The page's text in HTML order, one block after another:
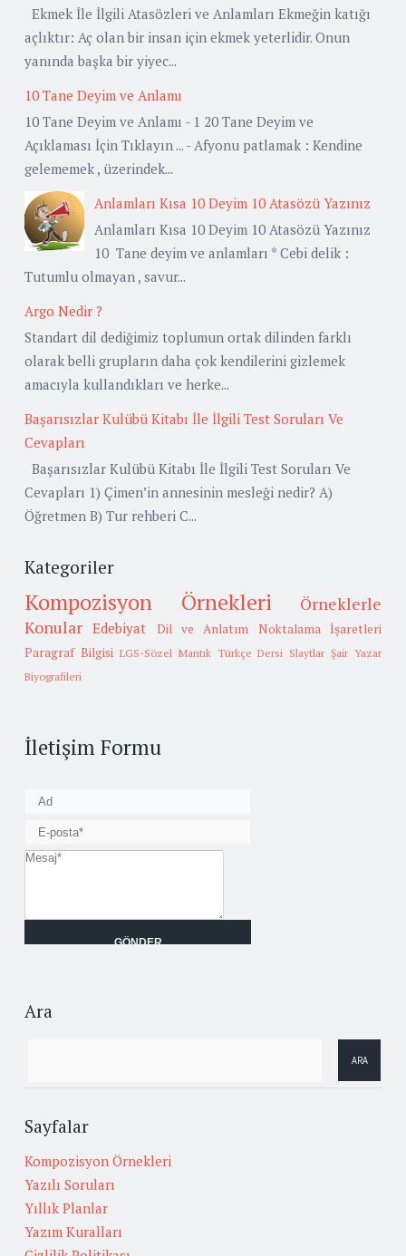
Ekmek İle İlgili Atasözleri ve Anlamları Ekmeğin katığı
açlıktır: Aç olan bir insan için ekmek yeterlidir. Onun
yanında başka bir yiyec...
10 Tane Deyim ve Anlamı
10 Tane Deyim ve Anlamı - 1 20 Tane Deyim ve
Açıklaması İçin Tıklayın ... - Afyonu patlamak : Kendine
gelememek , üzerindek...
Anlamları Kısa 10 Deyim 10 Atasözü Yazınız
Anlamları Kısa 10 Deyim 10 Atasözü Yazınız
10 Tane deyim ve anlamları * Cebi delik :
Tutumlu olmayan , savur...
Argo Nedir ?
Standart dil dediğimiz toplumun ortak dilinden farklı
olarak belli grupların daha çok kendilerini gizlemek
amacıyla kullandıkları ve herke...
Başarısızlar Kulübü Kitabı İle İlgili Test Soruları Ve
Cevapları
Başarısızlar Kulübü Kitabı İle İlgili Test Soruları Ve
Cevapları 1) Çimen’in annesinin mesleği nedir? A)
Öğretmen B) Tur rehberi C...
Kategoriler
Kompozisyon Örnekleri
Örneklerle
Konular Edebiyat Dil ve Anlatım
Noktalama İşaretleri
Paragraf Bilgisi LGS-Sözel Mantık Türkçe Dersi Slaytlar Şair Yazar
Biyografileri
İletişim Formu
Ara
Sayfalar
Kompozisyon Örnekleri
Yazılı Soruları
Yıllık Planlar
Yazım Kuralları